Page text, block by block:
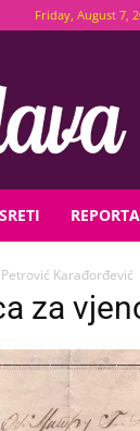
Friday, August 7,
Karađorđević
za